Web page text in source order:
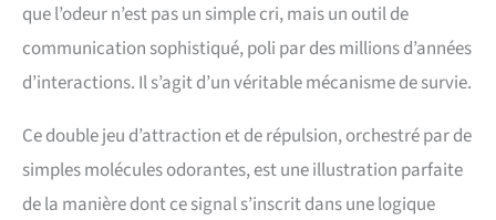
que l’odeur n’est pas un simple cri, mais un outil de
communication sophistiqué, poli par des millions d’années
d’interactions. Il s’agit d’un véritable mécanisme de survie.
Ce double jeu d’attraction et de répulsion, orchestré par de
simples molécules odorantes, est une illustration parfaite
de la manière dont ce signal s’inscrit dans une logique